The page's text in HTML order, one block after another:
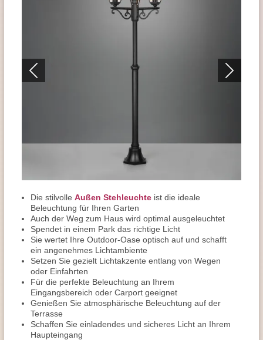
Die stilvolle Außen Stehleuchte ist die ideale
Beleuchtung für Ihren Garten
Auch der Weg zum Haus wird optimal ausgeleuchtet
Spendet in einem Park das richtige Licht
Sie wertet Ihre Outdoor-Oase optisch auf und schafft
ein angenehmes Lichtambiente
Setzen Sie gezielt Lichtakzente entlang von Wegen
oder Einfahrten
Für die perfekte Beleuchtung an Ihrem
Eingangsbereich oder Carport geeignet
Genießen Sie atmosphärische Beleuchtung auf der
Terrasse
Schaffen Sie einladendes und sicheres Licht an Ihrem
Haupteingang